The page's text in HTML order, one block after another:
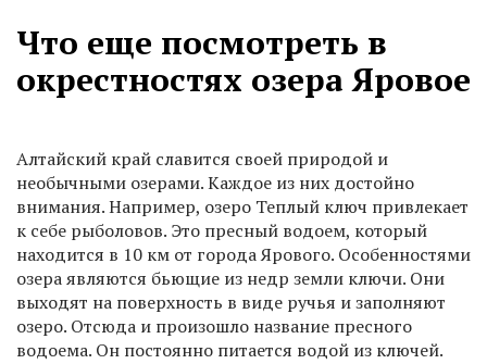
Что еще посмотреть в
окрестностях озера Яровое
Алтайский край славится своей природой и
необычными озерами. Каждое из них достойно
внимания. Например, озеро Теплый ключ привлекает
к себе рыболовов. Это пресный водоем, который
находится в 10 км от города Ярового. Особенностями
озера являются бьющие из недр земли ключи. Они
выходят на поверхность в виде ручья и заполняют
озеро. Отсюда и произошло название пресного
водоема. Он постоянно питается водой из ключей.